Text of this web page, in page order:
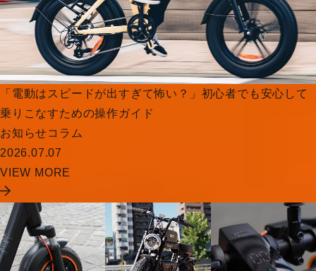
「電動はスピードが出すぎて怖い？」初心者でも安心して
乗りこなすための操作ガイド
お知らせコラム
2026.07.07
VIEW MORE